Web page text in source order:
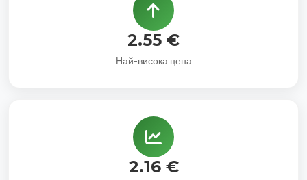
2.55 €
Най-висока цена
2.16 €